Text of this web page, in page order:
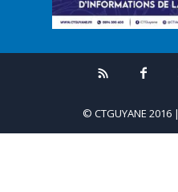
© CTGUYANE 2016 |